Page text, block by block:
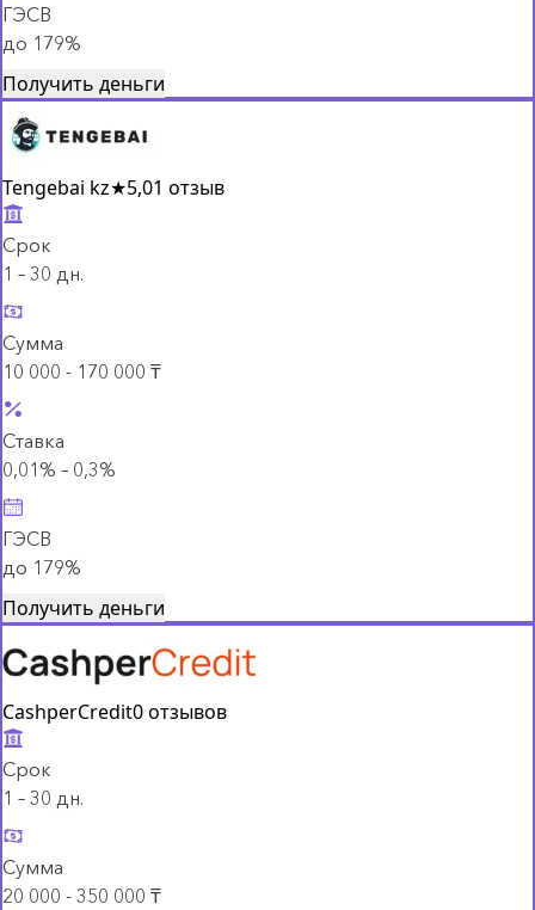
ГЭСВ
до 179%
Получить деньги
Tengebai kz★5,01 отзыв
Срок
1 – 30 дн.
Сумма
10 000 - 170 000 ₸
Ставка
0,01% – 0,3%
ГЭСВ
до 179%
Получить деньги
CashperCredit0 отзывов
Срок
1 – 30 дн.
Сумма
20 000 - 350 000 ₸